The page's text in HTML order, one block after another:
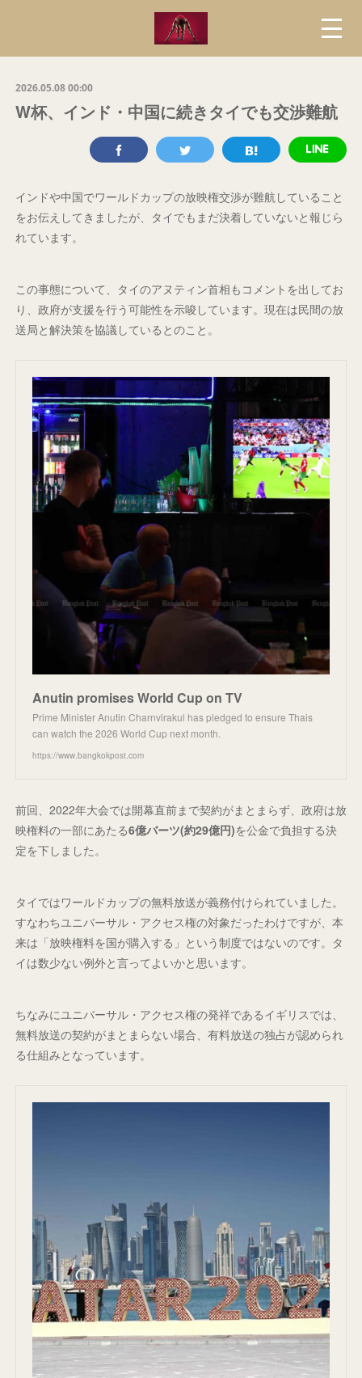
2026.05.08 00:00
W杯、インド・中国に続きタイでも交渉難航
インドや中国でワールドカップの放映権交渉が難航していること
をお伝えしてきましたが、タイでもまだ決着していないと報じら
れています。
この事態について、タイのアヌティン首相もコメントを出してお
り、政府が支援を行う可能性を示唆しています。現在は民間の放
送局と解決策を協議しているとのこと。
Anutin promises World Cup on TV
Prime Minister Anutin Charnvirakul has pledged to ensure Thais
can watch the 2026 World Cup next month.
https://www.bangkokpost.com
前回、2022年大会では開幕直前まで契約がまとまらず、政府は放
映権料の一部にあたる6億バーツ(約29億円)を公金で負担する決
定を下しました。
タイではワールドカップの無料放送が義務付けられていました。
すなわちユニバーサル・アクセス権の対象だったわけですが、本
来は「放映権料を国が購入する」という制度ではないのです。タ
イは数少ない例外と言ってよいかと思います。
ちなみにユニバーサル・アクセス権の発祥であるイギリスでは、
無料放送の契約がまとまらない場合、有料放送の独占が認められ
る仕組みとなっています。